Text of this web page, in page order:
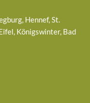
Hennef, St.
Königswinter, Bad